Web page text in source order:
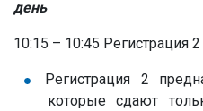
день
10:15 – 10:45 Регистрация 2
Регистрация 2
которые сдают